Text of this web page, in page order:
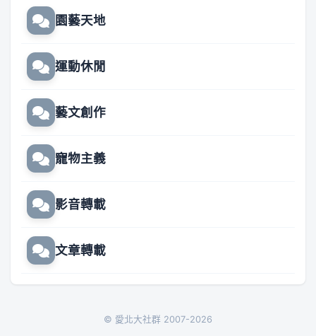
園藝天地
運動休閒
藝文創作
寵物主義
影音轉載
文章轉載
© 愛北大社群 2007-2026